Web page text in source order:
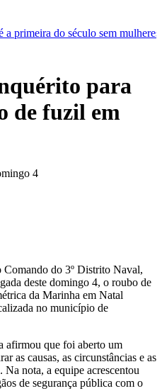
mulheres em chapas
para
de fuzil em
4
do 3º Distrito Naval,
deste domingo 4, o roubo de
da Marinha em Natal
no município de
afirmou que foi aberto um
as causas, as circunstâncias e as
Na nota, a equipe acrescentou
de segurança pública com o